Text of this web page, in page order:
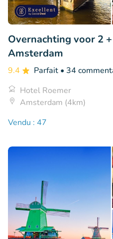
Overnachting voor 2
Amsterdam
9.4 Parfait • 34
Hotel Roemer
Amsterdam (4km)
Vendu : 47